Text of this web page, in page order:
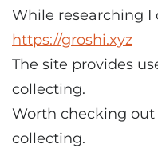
While researching I
https://groshi.xyz
The site provides
collecting.
Worth checking
collecting.